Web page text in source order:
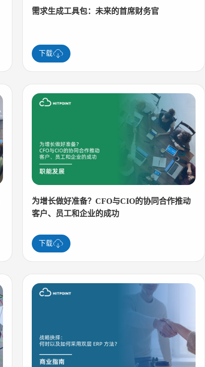
需求生成工具包：未来的首席财务官
下载
为增长做好准备？CFO与CIO的协同合作推动
客户、员工和企业的成功
下载